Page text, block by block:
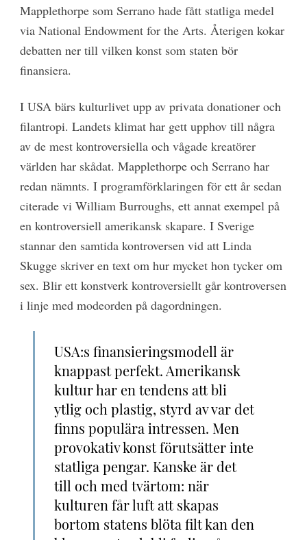
Mapplethorpe som Serrano hade fått statliga medel
via National Endowment for the Arts. Återigen kokar
debatten ner till vilken konst som staten bör
finansiera.
I USA bärs kulturlivet upp av privata donationer och
filantropi. Landets klimat har gett upphov till några
av de mest kontroversiella och vågade kreatörer
världen har skådat. Mapplethorpe och Serrano har
redan nämnts. I programförklaringen för ett år sedan
citerade vi William Burroughs, ett annat exempel på
en kontroversiell amerikansk skapare. I Sverige
stannar den samtida kontroversen vid att Linda
Skugge skriver en text om hur mycket hon tycker om
sex. Blir ett konstverk kontroversiellt går kontroversen
i linje med modeorden på dagordningen.
USA:s finansieringsmodell är
knappast perfekt. Amerikansk
kultur har en tendens att bli
ytlig och plastig, styrd av var det
finns populära intressen. Men
provokativ konst förutsätter inte
statliga pengar. Kanske är det
till och med tvärtom: när
kulturen får luft att skapas
bortom statens blöta filt kan den